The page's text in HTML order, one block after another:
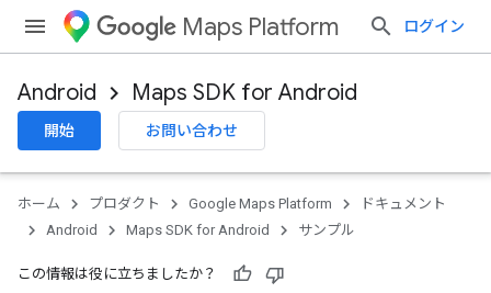
Maps Platform ログイン
Android Maps SDK for Android
開始 お問い合わせ
ホーム プロダクト Google Maps Platform
ドキュメント
Android
Maps SDK for Android サンプル
この情報は役に立ちましたか？